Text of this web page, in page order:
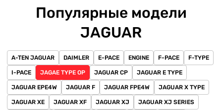
Популярные модели
JAGUAR
A-TEN JAGUAR DAIMLER E-PACE ENGINE F-PACE F-TYPE
I-PACE JAGAE TYPE OP JAGUAR CP JAGUAR E TYPE
JAGUAR EPE4W JAGUAR F JAGUAR FPE4W JAGUAR X TYPE
JAGUAR XE JAGUAR XF JAGUAR XJ JAGUAR XJ SERIES